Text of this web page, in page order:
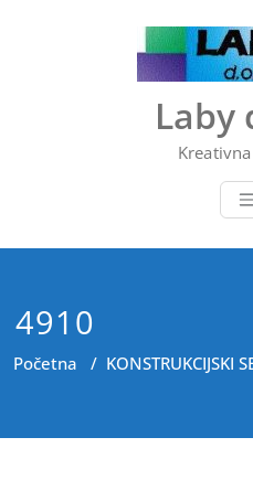
Laby
4910
Početna / KONSTRUKCIJSKI